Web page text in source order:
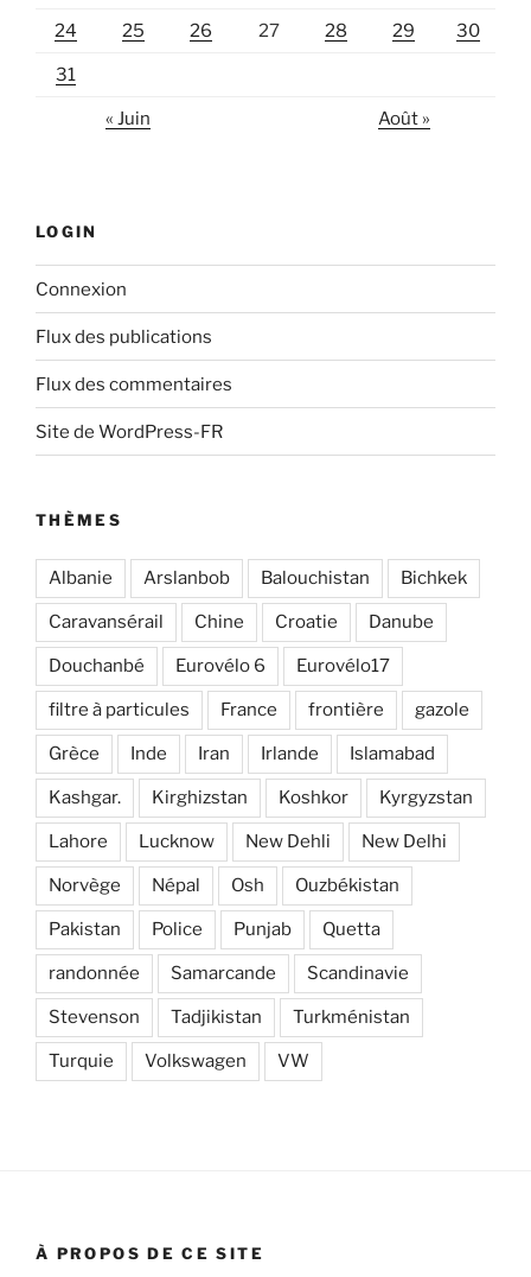
24 25 26 27 28 29 30
31
« Juin Août »
LOGIN
Connexion
Flux des publications
Flux des commentaires
Site de WordPress-FR
THÈMES
Albanie Arslanbob Balouchistan Bichkek
Caravansérail Chine Croatie Danube
Douchanbé Eurovélo 6 Eurovélo17
filtre à particules France frontière gazole
Grèce Inde Iran Irlande Islamabad
Kashgar. Kirghizstan Koshkor Kyrgyzstan
Lahore Lucknow New Dehli New Delhi
Norvège Népal Osh Ouzbékistan
Pakistan Police Punjab Quetta
randonnée Samarcande Scandinavie
Stevenson Tadjikistan Turkménistan
Turquie Volkswagen VW
À PROPOS DE CE SITE